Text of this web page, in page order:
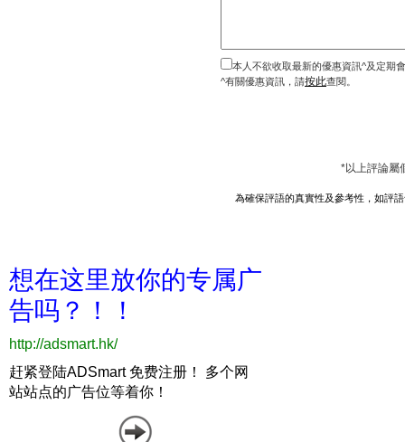
本人不欲收取最新的優惠資訊^及定期
^有關優惠資訊，請按此查閱。
*以上評論屬
為確保評語的真實性及參考性，如評